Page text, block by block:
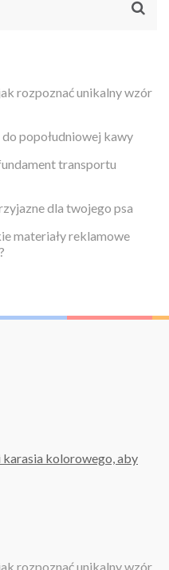
rozpoznać unikalny wzór
popołudniowej kawy
transportu
dla twojego psa
materiały reklamowe
kolorowego, aby
rozpoznać unikalny wzór